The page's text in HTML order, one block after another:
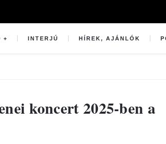
INTERJÚ HÍREK, AJÁNLÓK
koncert 2025-ben a